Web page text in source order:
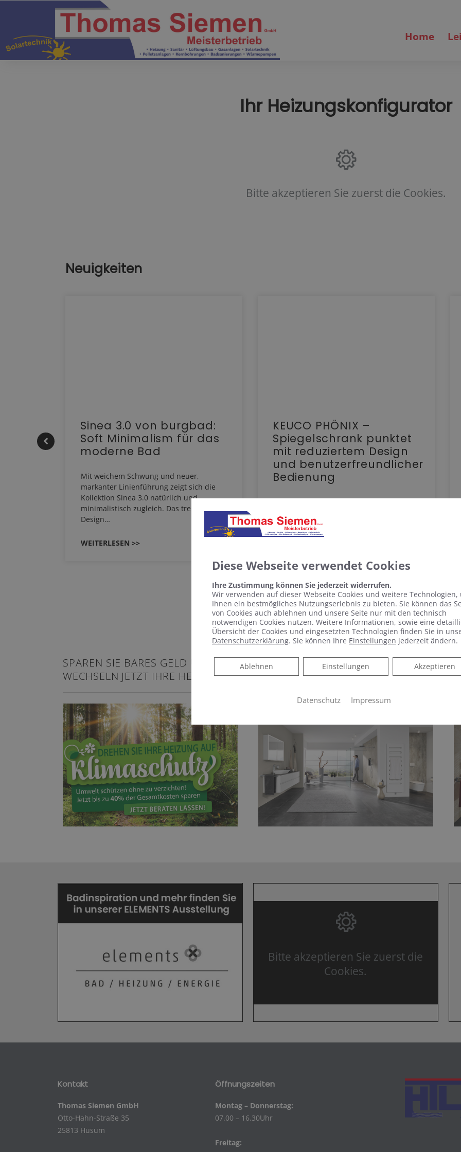
Home
Ihr Heizungskonfigurator
Bitte akzeptieren Sie zuerst die Cookies.
Neuigkeiten
Sinea 3.0 von burgbad:
Soft Minimalism für das
moderne Bad
Mit weichem Schwung und neuer,
markanter Linienführung zeigt sich die
Kollektion Sinea 3.0 natürlich und
minimalistisch zugleich. Das trendige Re-
Design…
WEITERLESEN >>
KEUCO PHÖNIX –
Spiegelschrank punktet
mit reduziertem Design
und benutzerfreundlicher
Bedienung
Spiegelschrank punktet mit reduziertem
Bedienung Schlicht, schön und mit vielen
praktischen Features – das zeichnet
WEITERLESEN >>
SPAREN SIE BARES GELD UND
WECHSELN JETZT IHRE HEIZUNG!
KOMPETENTE BERATUNG &
BADPLANUNG
Bitte akzeptieren Sie zuerst die
Cookies.
Kontakt
Thomas Siemen GmbH
Otto-Hahn-Straße 35
25813 Husum
Öffnungszeiten
Montag – Donnerstag:
07.00 – 16.30Uhr
Freitag:
Diese Webseite verwendet Cookies
Ihre Zustimmung können Sie jederzeit widerrufen.
Wir verwenden auf dieser Webseite Cookies und weitere Technologien,
Ihnen ein bestmögliches Nutzungserlebnis zu bieten. Sie können das
von Cookies auch ablehnen und unsere Seite nur mit den technisch
notwendigen Cookies nutzen. Weitere Informationen, sowie eine
Übersicht der Cookies und eingesetzten Technologien finden Sie in
Datenschutzerklärung. Sie können Ihre Einstellungen jederzeit ändern.
Akzeptieren
Einstellungen
Ablehnen
Ablehnen
Datenschutz Impressum